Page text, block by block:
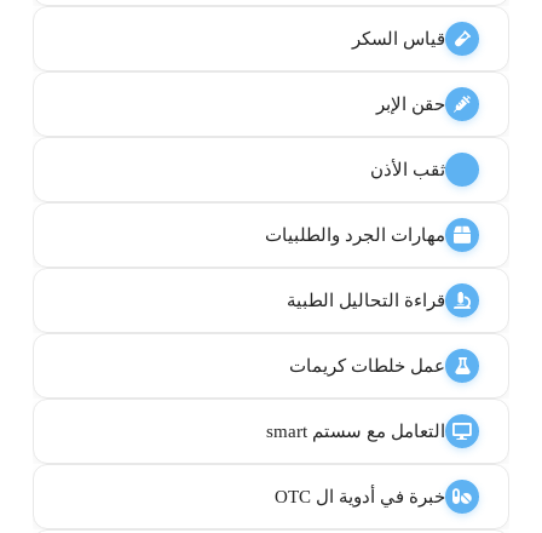
قياس السكر
حقن الإبر
ثقب الأذن
مهارات الجرد والطلبيات
قراءة التحاليل الطبية
عمل خلطات كريمات
التعامل مع سستم smart
خبرة في أدوية ال OTC